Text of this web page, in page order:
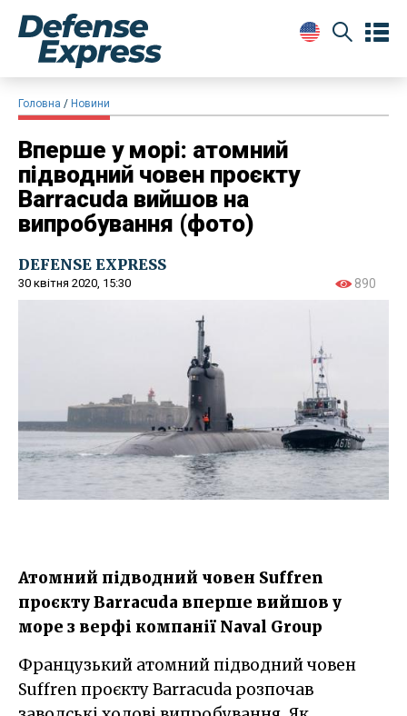
Головна Новини
Вперше у морі: атомний
підводний човен проєкту
Barracuda вийшов на
випробування (фото)
DEFENSE EXPRESS
30 квітня 2020, 15:30 890
Атомний підводний човен Suffren
проєкту Barracuda вперше вийшов у
море з верфі компанії Naval Group
Французький атомний підводний човен
Suffren проєкту Barracuda розпочав